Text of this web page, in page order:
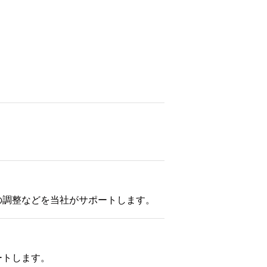
整などを当社がサポートします。
します。